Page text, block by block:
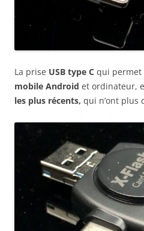
La prise USB type C qui permet
mobile Android et ordinateur,
les plus récents, qui n’ont plus